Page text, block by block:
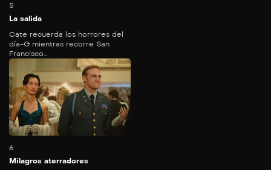
5
La salida
Cate recuerda los horrores del
día-G mientras recorre San
Francisco...
6
Milagros aterradores